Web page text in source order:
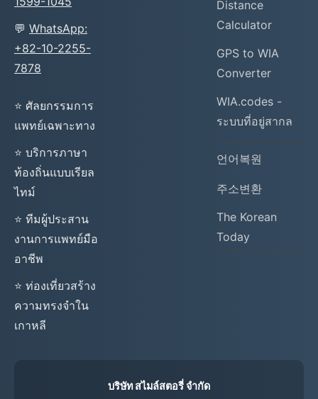
💬 WhatsApp:
+82-10-2255-
7878
⭐ ศัลยกรรมการ
แพทย์เฉพาะทาง
⭐ บริการภาษา
ท้องถิ่นแบบเรียล
ไทม์
⭐ ทีมผู้ประสาน
งานการแพทย์มือ
อาชีพ
⭐ ท่องเที่ยวสร้าง
ความทรงจำใน
เกาหลี
Distance
Calculator
GPS to WIA
Converter
WIA.codes -
ระบบที่อยู่สากล
언어복원
주소변환
The Korean
Today
บริษัท สไมล์สตอรี่ จำกัด